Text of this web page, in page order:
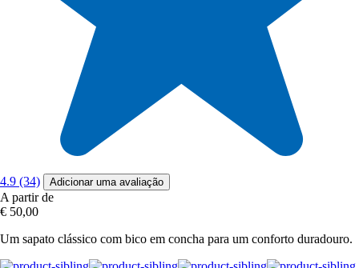
4.9 (34) Adicionar uma avaliação
A partir de
€ 50,00
Um sapato clássico com bico em concha para um conforto duradouro.